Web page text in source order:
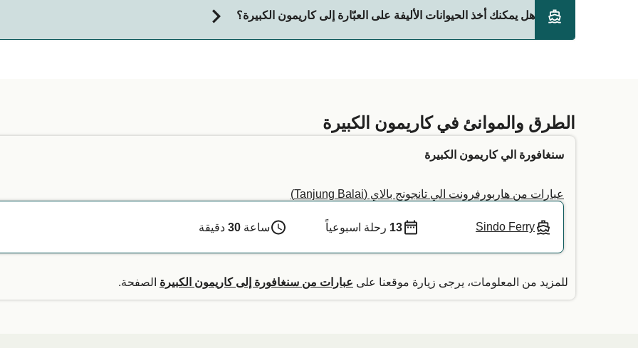
موانئ العبارات في كاريمون الكبيرة:
هل يمكنك أخذ الحيوانات الأليفة على العبّارة إلى كاريمون الكبيرة؟
الطرق والموانئ في كاريمون الكبيرة
سنغافورة الي كاريمون الكبيرة
عبارات من هاربورفرونت الي تانجونج بالاي (Tanjung Balai)
Sindo Ferry
13 رحلة اسبوعياً ساعة 30دقيقة
للمزيد من المعلومات، يرجى زيارة موقعنا على عبارات من سنغافورة إلى كاريمون الكبيرة الصفحة.